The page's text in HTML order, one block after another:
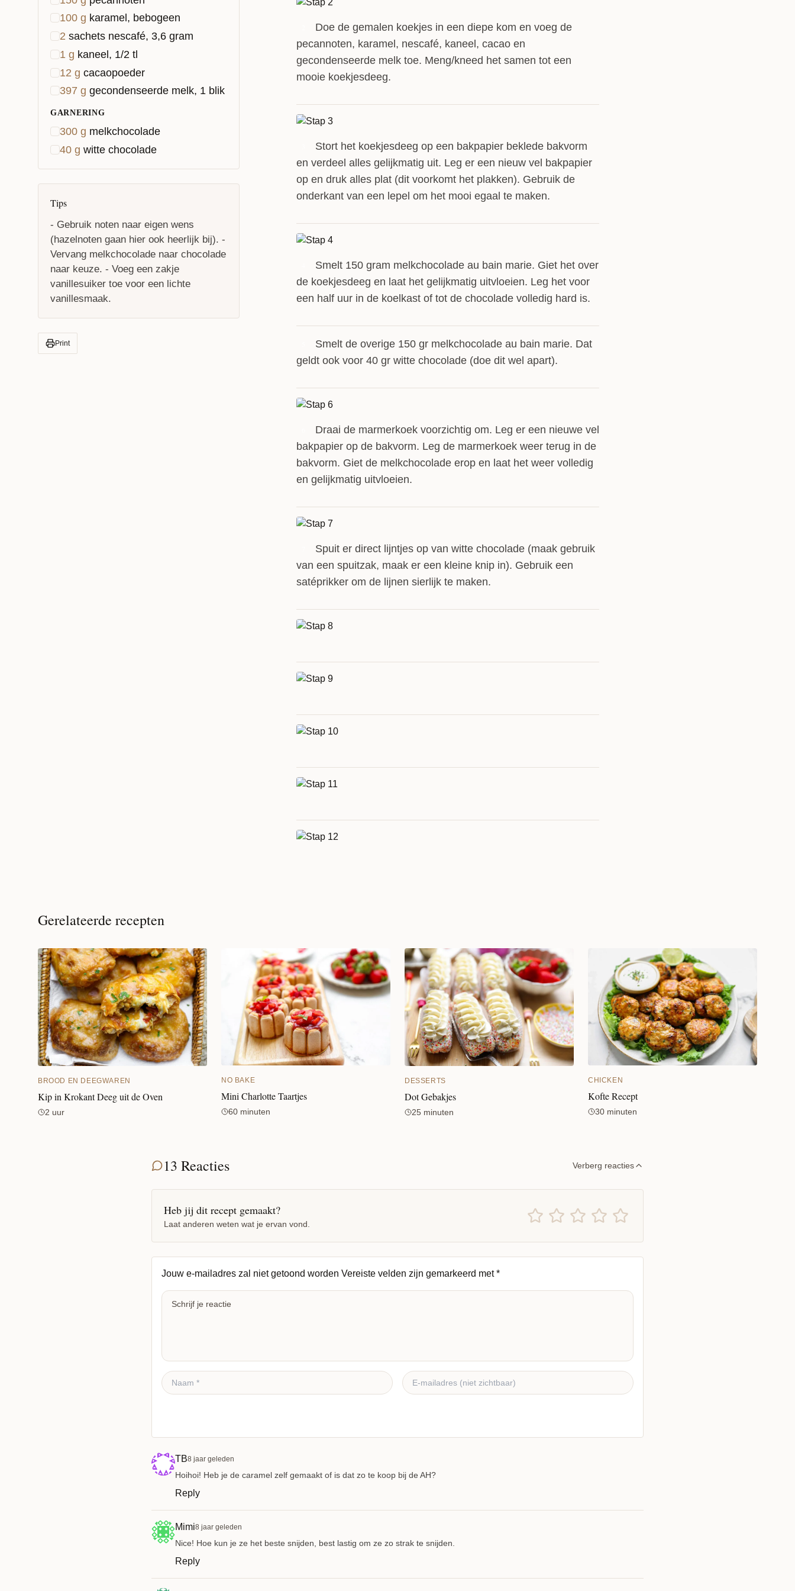
100 g karamel, bebogeen
2 sachets nescafé, 3,6 gram
1 g kaneel, 1/2 tl
12 g cacaopoeder
397 g gecondenseerde melk, 1 blik
GARNERING
300 g melkchocolade
40 g witte chocolade
Tips
- Gebruik noten naar eigen wens
(hazelnoten gaan hier ook heerlijk bij). -
Vervang melkchocolade naar chocolade
naar keuze. - Voeg een zakje
vanillesuiker toe voor een lichte
vanillesmaak.
Print
Doe de gemalen koekjes in een diepe kom en voeg de
pecannoten, karamel, nescafé, kaneel, cacao en
gecondenseerde melk toe. Meng/kneed het samen tot een
mooie koekjesdeeg.
Stort het koekjesdeeg op een bakpapier beklede bakvorm
en verdeel alles gelijkmatig uit. Leg er een nieuw vel bakpapier
op en druk alles plat (dit voorkomt het plakken). Gebruik de
onderkant van een lepel om het mooi egaal te maken.
Smelt 150 gram melkchocolade au bain marie. Giet het over
de koekjesdeeg en laat het gelijkmatig uitvloeien. Leg het voor
een half uur in de koelkast of tot de chocolade volledig hard is.
Smelt de overige 150 gr melkchocolade au bain marie. Dat
geldt ook voor 40 gr witte chocolade (doe dit wel apart).
Draai de marmerkoek voorzichtig om. Leg er een nieuwe vel
bakpapier op de bakvorm. Leg de marmerkoek weer terug in de
bakvorm. Giet de melkchocolade erop en laat het weer volledig
en gelijkmatig uitvloeien.
Spuit er direct lijntjes op van witte chocolade (maak gebruik
van een spuitzak, maak er een kleine knip in). Gebruik een
satéprikker om de lijnen sierlijk te maken.
Gerelateerde recepten
BROOD EN DEEGWAREN
Kip in Krokant Deeg uit de Oven
2 uur
NO BAKE
Mini Charlotte Taartjes
60 minuten
DESSERTS
Dot Gebakjes
25 minuten
CHICKEN
Kofte Recept
30 minuten
13 Reacties Verberg reacties
Heb jij dit recept gemaakt?
Laat anderen weten wat je ervan vond.
Jouw e-mailadres zal niet getoond worden Vereiste velden zijn gemarkeerd met*
TB8 jaar geleden
Hoihoi! Heb je de caramel zelf gemaakt of is dat zo te koop bij de AH?
Reply
Mimi8 jaar geleden
Nice! Hoe kun je ze het beste snijden, best lastig om ze zo strak te snijden.
Reply